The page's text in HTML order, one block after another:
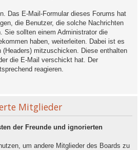
Das E-Mail-Formular dieses Forums hat
die Benutzer, die solche Nachrichten
Sie sollten einem Administrator die
haben, weiterleiten. Dabei ist es
mitzuschicken. Diese enthalten
die E-Mail verschickt hat. Der
reagieren.
Mitglieder
der Freunde und ignorierten
um andere Mitglieder des Boards zu